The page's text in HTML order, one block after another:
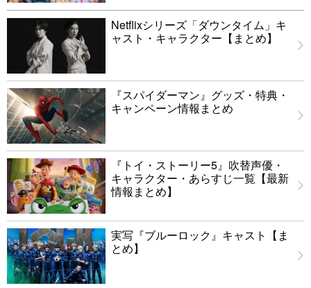
Netflixシリーズ「ダウンタイム」キ
ャスト・キャラクター【まとめ】
『スパイダーマン』グッズ・特典・
キャンペーン情報まとめ
『トイ・ストーリー5』吹替声優・
キャラクター・あらすじ一覧【最新
情報まとめ】
実写『ブルーロック』キャスト【ま
とめ】